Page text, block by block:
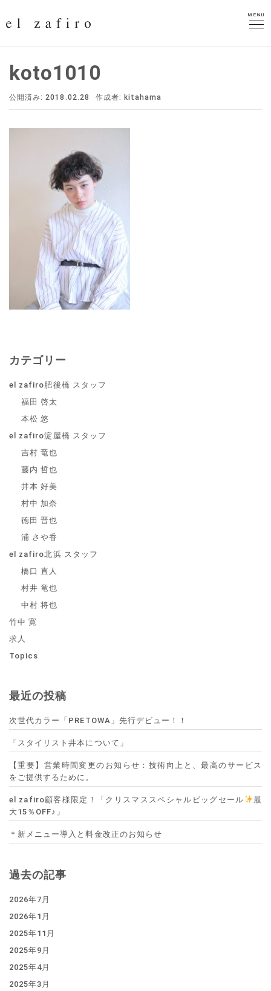
MENU
MENU
koto1010
公開済み: 2018.02.28 作成者: kitahama
カテゴリー
el zafiro肥後橋 スタッフ
福田 啓太
本松 悠
el zafiro淀屋橋 スタッフ
吉村 竜也
藤内 哲也
井本 好美
村中 加奈
徳田 晋也
浦 さや香
el zafiro北浜 スタッフ
橋口 直人
村井 竜也
中村 将也
竹中 寛
求人
Topics
最近の投稿
次世代カラー「PRETOWA」先行デビュー！！
「スタイリスト井本について」
【重要】営業時間変更のお知らせ：技術向上と、最高のサービス
をご提供するために。
el zafiro顧客様限定！「クリスマススペシャルビッグセール
最
大15％OFF♪」
＊新メニュー導入と料金改正のお知らせ
過去の記事
2026年7月
2026年1月
2025年11月
2025年9月
2025年4月
2025年3月